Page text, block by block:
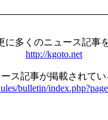
に多くのニュース記事
http://kgoto.net
ス記事が掲載されて
bulletin/